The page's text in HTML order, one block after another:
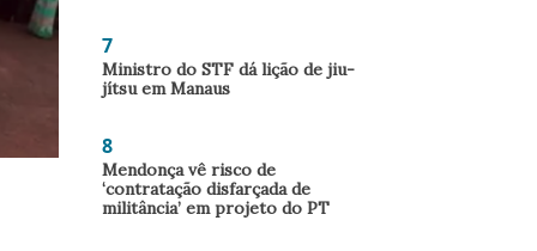
7
Ministro do STF dá lição de jiu-
jítsu em Manaus
8
Mendonça vê risco de
‘contratação disfarçada de
militância’ em projeto do PT